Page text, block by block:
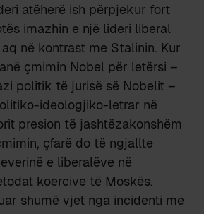
atëherë ish përpjekur fort
imazhin e një lideri liberal
në kontrast me Stalinin. Kur
çmimin Nobel për letërsi –
politik të jurisë së Nobelit –
ideologjiko-letrar në
presion të jashtëzakonshëm
çfarë do të ngjallte
e liberalëve në
koercive të Moskës.
shumë vjet nga incidenti me